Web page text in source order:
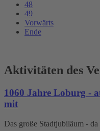
48
49
Vorwärts
Ende
Aktivitäten des
1060 Jahre Loburg -
mit
Das große Stadtjubiläum -